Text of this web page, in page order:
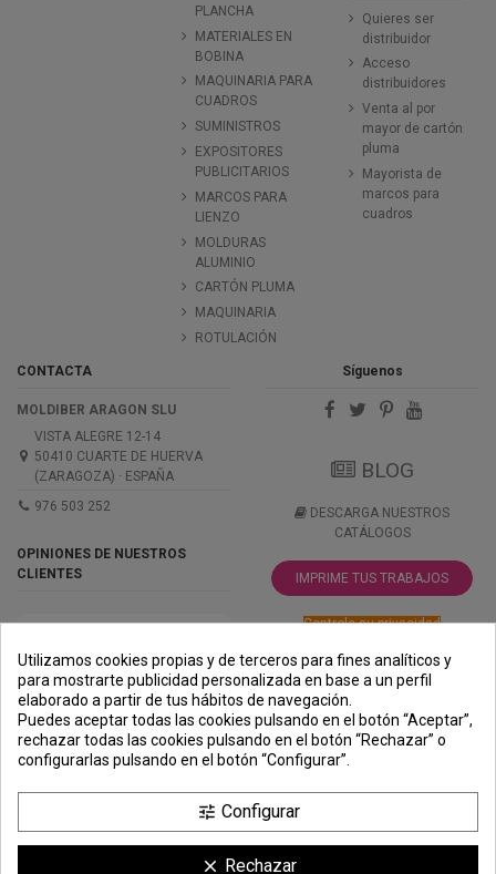
PLANCHA
MATERIALES EN
BOBINA
MAQUINARIA PARA
CUADROS
SUMINISTROS
EXPOSITORES
PUBLICITARIOS
MARCOS PARA
LIENZO
MOLDURAS
ALUMINIO
CARTÓN PLUMA
MAQUINARIA
ROTULACIÓN
Quieres ser
distribuidor
Acceso
distribuidores
Venta al por
mayor de cartón
pluma
Mayorista de
marcos para
cuadros
CONTACTA
MOLDIBER ARAGON SLU
VISTA ALEGRE 12-14
50410 CUARTE DE HUERVA
(ZARAGOZA) · ESPAÑA
976 503 252
OPINIONES DE NUESTROS
CLIENTES
Síguenos
BLOG
DESCARGA NUESTROS
CATÁLOGOS
IMPRIME TUS TRABAJOS
Controle su privacidad
PREMIOS
METODOS
DE PAGO
ENVÍO
COMERCIO
SEGURO
Utilizamos cookies propias y de terceros para fines analíticos y
para mostrarte publicidad personalizada en base a un perfil
elaborado a partir de tus hábitos de navegación.
Puedes aceptar todas las cookies pulsando en el botón “Aceptar”,
rechazar todas las cookies pulsando en el botón “Rechazar” o
configurarlas pulsando en el botón “Configurar”.
tune Configurar
clear Rechazar